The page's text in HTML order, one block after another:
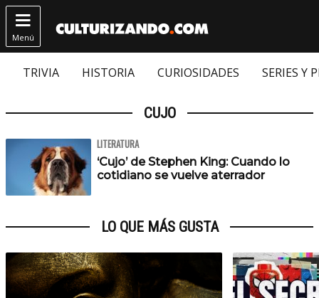

Menú
TRIVIA HISTORIA CURIOSIDADES SERIES Y
CUJO
LITERATURA
‘Cujo’ de Stephen King: Cuando lo
cotidiano se vuelve aterrador
LO QUE MÁS GUSTA